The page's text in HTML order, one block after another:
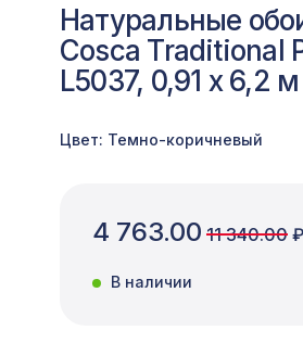
Натуральные
Cosca Traditional
L5037, 0,91 x 6,2 м
Цвет: Темно-коричневый
4 763.00 11 340.00
В наличии